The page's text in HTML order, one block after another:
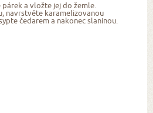
a vložte jej do žemle.
navrstvěte karamelizovanou
čedarem a nakonec slaninou.